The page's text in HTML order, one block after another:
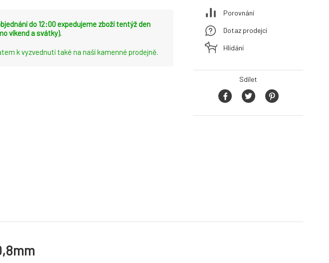
do 12:00 expedujeme zboží tentýž den
víkend a svátky).
k vyzvednutí také na naší kamenné prodejně.
Porovnání
Dotaz prodejci
Hlídání
Sdílet